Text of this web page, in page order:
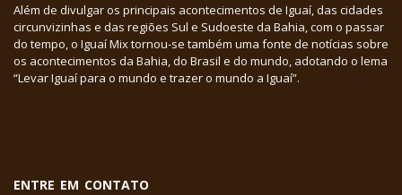
Além de divulgar os principais acontecimentos de Iguaí, das cidades
circunvizinhas e das regiões Sul e Sudoeste da Bahia, com o passar
do tempo, o Iguaí Mix tornou-se também uma fonte de notícias sobre
os acontecimentos da Bahia, do Brasil e do mundo, adotando o lema
“Levar Iguaí para o mundo e trazer o mundo a Iguaí”.
ENTRE EM CONTATO